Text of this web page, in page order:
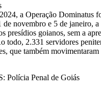
a Operação Dominatus
de novembro e 5 de janeiro,
presídios goianos, sem a
todo, 2.331 servidores
que também
Polícia Penal de Goiás